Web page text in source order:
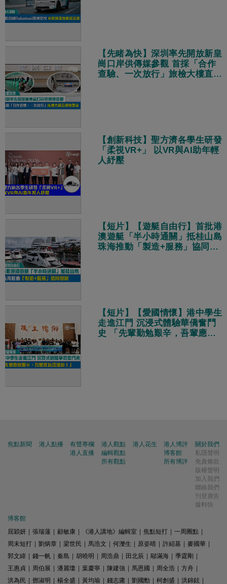
【先睹為快】深圳率先開放新皇
崗口岸供傳媒參觀 首採「合作
查驗、一次放行」旅檢大樓直連
【創新科技】聖方濟各學生研發
「柔視VR+」 以VR與AI助年輕
人紓壓
【短片】【遊艇自由行】首批港
澳遊艇「半小時通關」抵桂山島
珠海推動「製造+服務」協同發
【短片】【愛國情懷】港中學生
走進江門 沉浸式體驗華僑奮鬥
史 「先輩勤勉艱辛，吾輩應為
焦點新聞 港人點播
有聲專欄
港人直播
港人觀點
編輯觀點
所有觀點
港人花生
港人博評
博客館
所有博評
關於我們
私隱聲明
免責條款
版權聲明
加入我們
聯絡我們
刊登廣告
爆料快
博客館
屈穎妍
張瑞蓮 顧敏康 《港人講地》編輯室 焦點短打 一周圈點
周末短打
劉炳章 梁世民 馬浩文 何濼生 原姿晴 許紹基 麥國華
郭文緯
錢一帆 秦島 胡曉明 周浩鼎 田北辰 鄔滿海 季霆剛
王惠貞
周伯展 潘麗瓊 葉慶寧 陳建強 馬恩國 周全浩 方舟
洪為民
鄧淑明 楊全盛 黃均瑜 錢志庸 劉國勳 柯創盛 洪錦鉉